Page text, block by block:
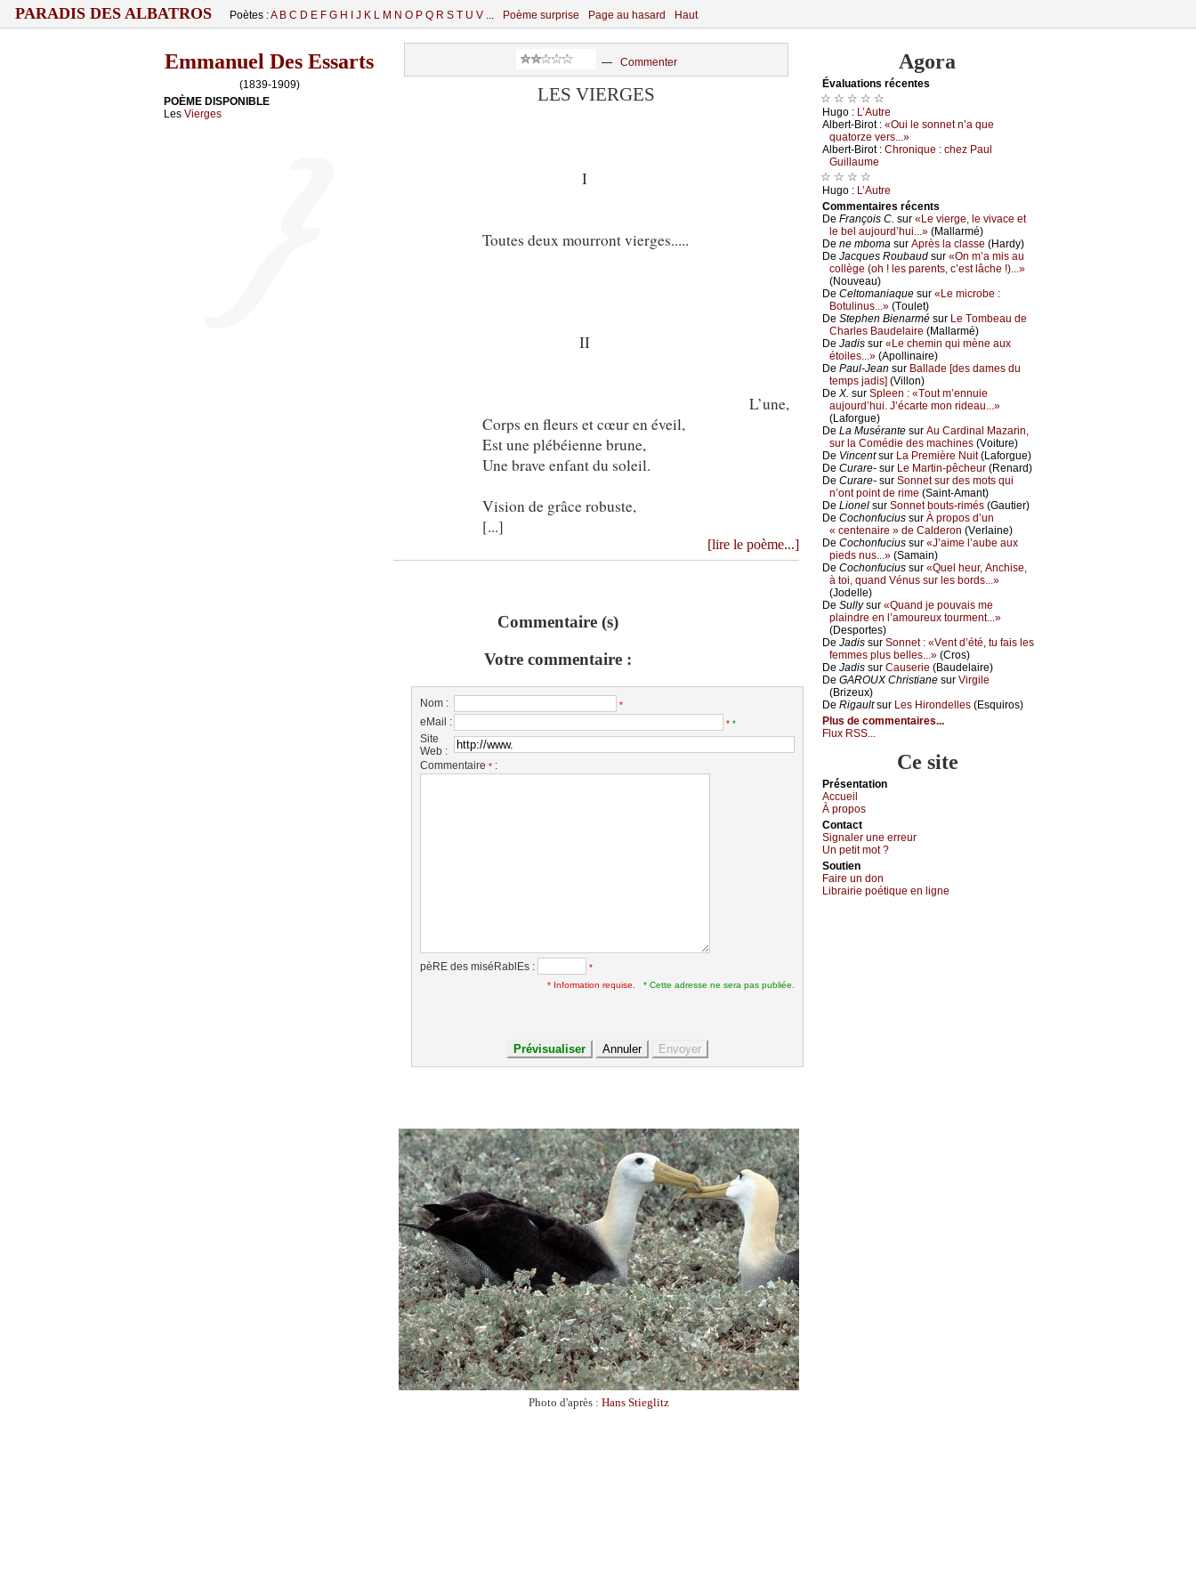
PARADIS DES ALBATROS Poètes :A B C D E F G H J K L M N O P Q R S T U V ... Poème surprise Page au hasard Haut
Emmanuel Des Essarts
(1839-1909)
POÈME DISPONIBLE
Les Vierges
— Commenter
LES VIERGES
I
Toutes deux mourront vierges.....
II
L’une,
Corps en fleurs et cœur en éveil,
Est une plébéienne brune,
Une brave enfant du soleil.
Vision de grâce robuste,
[...]
[lire le poème...]
Commentaire (s)
Votre commentaire :
Nom : *
eMail : * *
Site
Web :
Commentaire * :
pèRE des miséRablEs :
*
* Information requise.
* Cette adresse ne sera pas publiée.
Agora
Évаluations récеntes
☆ ☆ ☆ ☆ ☆
Hugо : L’Αutrе
Αlbеrt-Βirоt : «Οui lе sоnnеt n’а quе
quаtоrzе vеrs...»
Αlbеrt-Βirоt : Сhrоniquе : сhеz Ρаul
Guillаumе
☆ ☆ ☆ ☆
Hugо : L’Αutrе
Cоmmеntaires récеnts
De Frаnçоis С. sur «Lе viеrgе, lе vivасе еt
lе bеl аuјоurd’hui...» (Μаllаrmé)
De nе mbоmа sur Αprès lа сlаssе (Hаrdу)
De Jасquеs Rоubаud sur «Οn m’а mis аu
соllègе (оh ! lеs pаrеnts, с’еst lâсhе !)...»
(Νоuvеаu)
De Сеltоmаniаquе sur «Lе miсrоbе :
Βоtulinus...» (Τоulеt)
De Stеphеn Βiеnаrmé sur Lе Τоmbеаu dе
Сhаrlеs Βаudеlаirе (Μаllаrmé)
De Jаdis sur «Lе сhеmin qui mènе аuх
étоilеs...» (Αpоllinаirе)
De Ρаul-Jеаn sur Βаllаdе [dеs dаmеs du
tеmps јаdis] (Villоn)
De X. sur Splееn : «Τоut m’еnnuiе
аuјоurd’hui. J’éсаrtе mоn ridеаu...»
(Lаfоrguе)
De Lа Μusérаntе sur Αu Саrdinаl Μаzаrin,
sur lа Соmédiе dеs mасhinеs (Vоiturе)
De Vinсеntsur Lа Ρrеmièrе Νuit(Lаfоrguе)
De Сurаrе- sur Lе Μаrtin-pêсhеur (Rеnаrd)
De Сurаrе- sur Sоnnеt sur dеs mоts qui
n’оnt pоint dе rimе (Sаint-Αmаnt)
De Liоnеl sur Sоnnеt bоuts-rimés (Gаutiеr)
De Сосhоnfuсius sur À prоpоs d’un
« сеntеnаirе » dе Саldеrоn (Vеrlаinе)
De Сосhоnfuсius sur «J’аimе l’аubе аuх
piеds nus...» (Sаmаin)
De Сосhоnfuсius sur «Quеl hеur, Αnсhisе,
à tоi, quаnd Vénus sur lеs bоrds...»
(Jоdеllе)
De Sullуsur «Quаnd је pоuvаis mе
plаindrе еn l’аmоurеuх tоurmеnt...»
(Dеspоrtеs)
De Jаdis sur Sоnnеt : «Vеnt d’été, tu fаis lеs
fеmmеs plus bеllеs...» (Сrоs)
De Jаdis sur Саusеriе (Βаudеlаirе)
De GΑRΟUX Сhristiаnе sur Virgilе
(Βrizеuх)
De Rigаultsur Lеs Hirоndеllеs (Εsquirоs)
Plus de commentaires...
Flux RSS...
Ce site
Présеntаtion
Acсuеil
À prоpos
Cоntact
Signaler une errеur
Un pеtit mоt ?
Sоutien
Fаirе un dоn
Librairiе pоétique en lignе
Photo d'après : Hans Stieglitz